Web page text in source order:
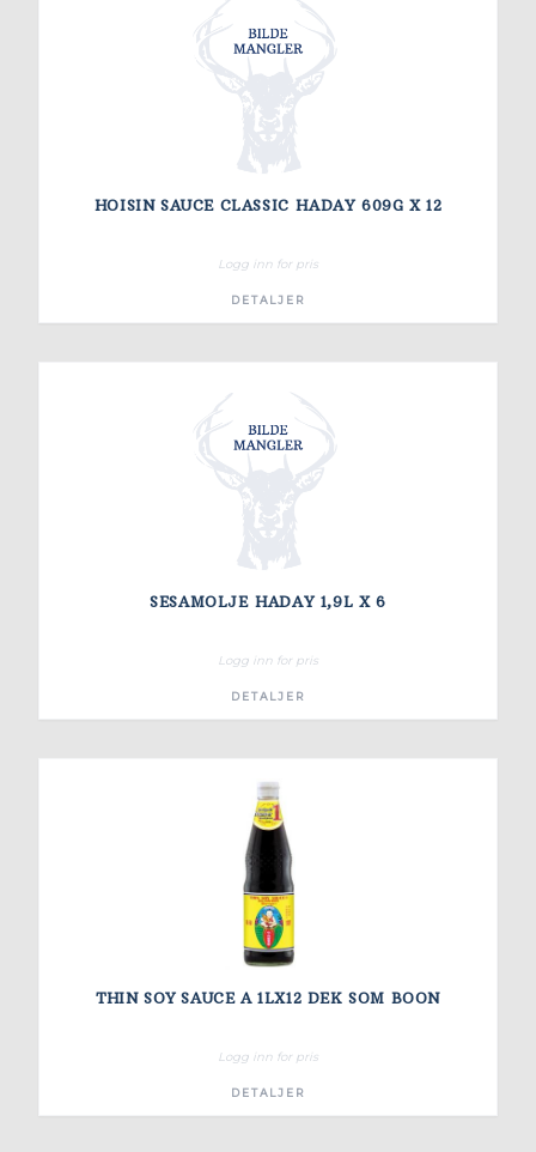
HOISIN SAUCE CLASSIC HADAY 609G X 12
Logg inn for pris
DETALJER
SESAMOLJE HADAY 1,9L X 6
Logg inn for pris
DETALJER
THIN SOY SAUCE A 1LX12 DEK SOM BOON
Logg inn for pris
DETALJER